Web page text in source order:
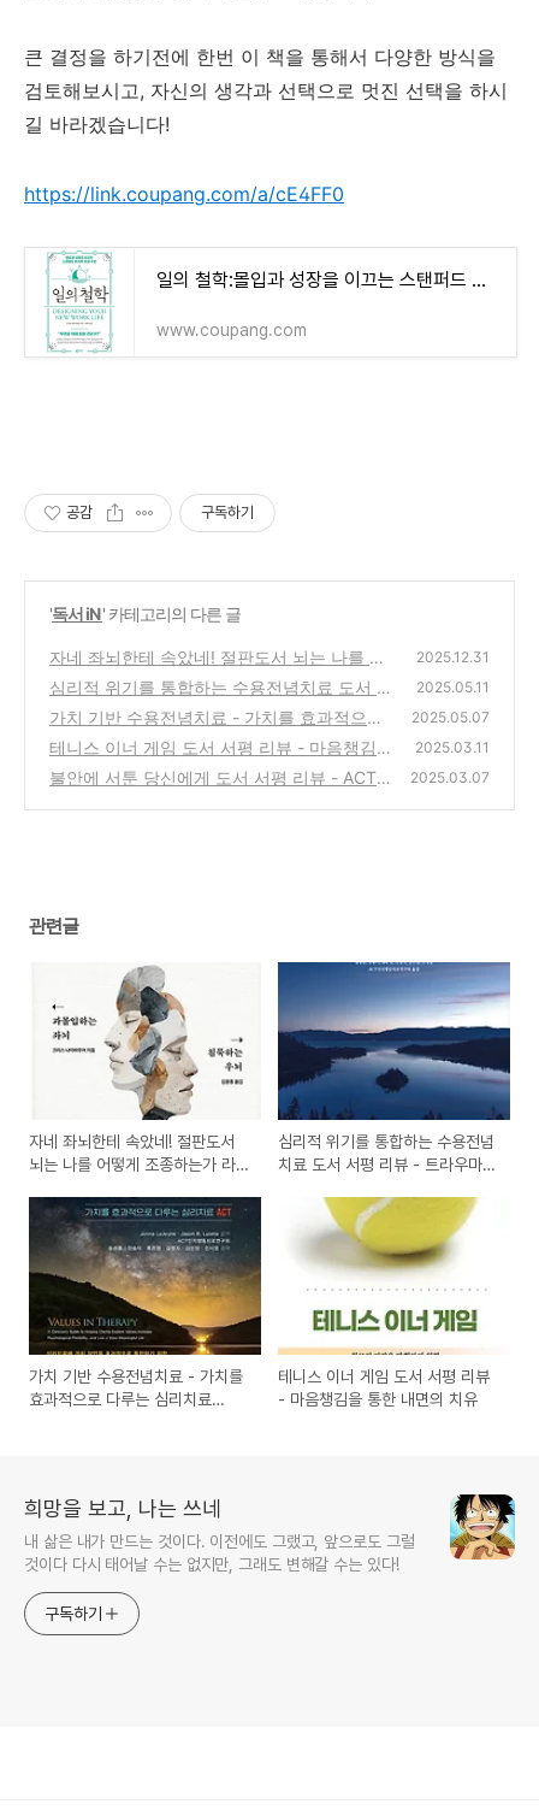
큰 결정을 하기전에 한번 이 책을 통해서 다양한 방식을
검토해보시고, 자신의 생각과 선택으로 멋진 선택을 하시
길 바라겠습니다!
https://link.coupang.com/a/cE4FF0
일의 철학:몰입과 성장을 이끄는 스탠퍼드 마지막 인생 수업 - 처세술/삶의 자세 | 쿠팡
www.coupang.com
공감 구독하기
'독서 iN' 카테고리의 다른 글
자네 좌뇌한테 속았네! 절판도서 뇌는 나를 어
떻게 조종하는가 라는 제목으로 재출시
(4)
2025.12.31
심리적 위기를 통합하는 수용전념치료 도서 서
평 리뷰 - 트라우마와 위기를 효과적으로 다루
는 심리치료 ACT의 이론과 실제
2025.05.11
가치 기반 수용전념치료 - 가치를 효과적으로
다루는 심리치료 ACT 도서 서평 리뷰
(0)
2025.05.07
테니스 이너 게임 도서 서평 리뷰 - 마음챙김을
통한 내면의 치유
(0)
2025.03.11
불안에 서툰 당신에게 도서 서평 리뷰 - ACT
2025.03.07
관련글
자네 좌뇌한테 속았네! 절판도서
뇌는 나를 어떻게 조종하는가 라
심리적 위기를 통합하는 수용전념
치료 도서 서평 리뷰 - 트라우마와
료 ACT의 이론과 실제
가치 기반 수용전념치료 - 가치를
효과적으로 다루는 심리치료
테니스 이너 게임 도서 서평 리뷰
- 마음챙김을 통한 내면의 치유
희망을 보고, 나는 쓰네
내 삶은 내가 만드는 것이다. 이전에도 그랬고, 앞으로도 그럴
것이다 다시 태어날 수는 없지만, 그래도 변해갈 수는 있다!
구독하기